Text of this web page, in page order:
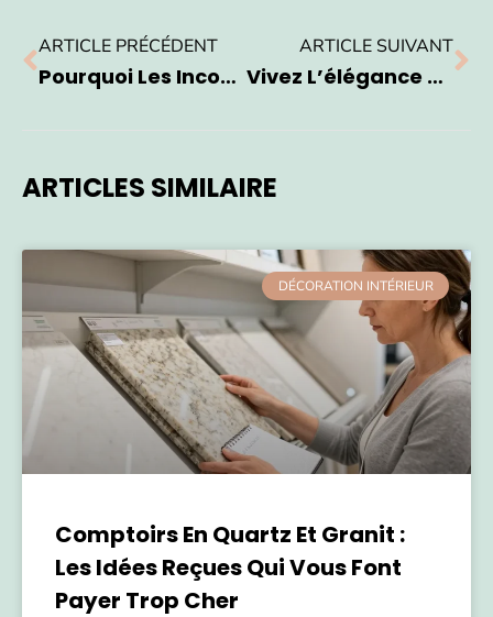
ARTICLE PRÉCÉDENT
Pourquoi Les Inconvénients Des Jardinières Surélevées En Béton Surprennent Tant ?
ARTICLE SUIVANT
Vivez L’élégance Pratique Avec Un Plan De Bungalow De 200 M² Optimisé Pour Le Quotidien
ARTICLES SIMILAIRE
DÉCORATION INTÉRIEUR
Comptoirs En Quartz Et Granit :
Les Idées Reçues Qui Vous Font
Payer Trop Cher